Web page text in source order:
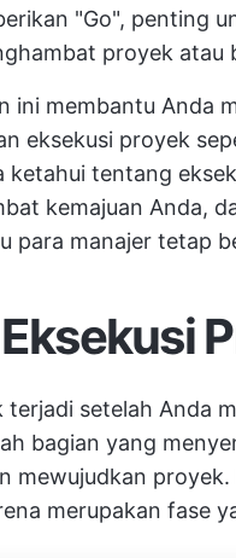
"Go", penting
proyek
ini membantu Anda
eksekusi proyek
ketahui tentang
kemajuan Anda,
para manajer tetap
terjadi setelah Anda
bagian yang
mewujudkan
merupakan fase